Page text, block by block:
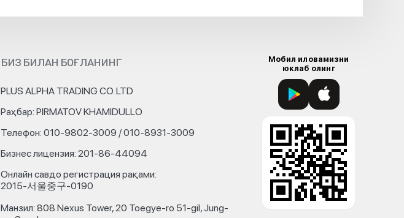
БИЗ БИЛАН БОҒЛАНИНГ
PLUS ALPHA TRADING CO. LTD
Раҳбар: PIRMATOV KHAMIDULLO
Телефон: 010-9802-3009 / 010-8931-3009
Бизнес лицензия: 201-86-44094
Онлайн савдо регистрация рақами:
2015-서울중구-0190
Манзил: 808 Nexus Tower, 20 Toegye-ro 51-gil, Jung-
Мобил иловамизни
юклаб олинг